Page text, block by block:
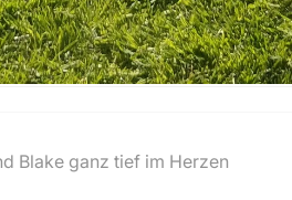
Blake ganz tief im Herzen